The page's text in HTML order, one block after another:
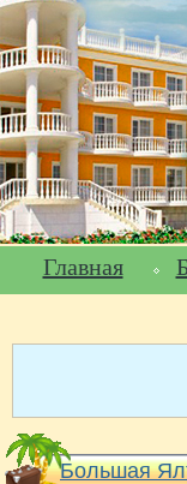
Главная
Большая